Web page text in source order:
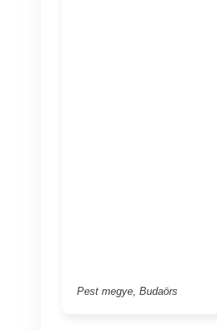
Pest megye, Budaörs